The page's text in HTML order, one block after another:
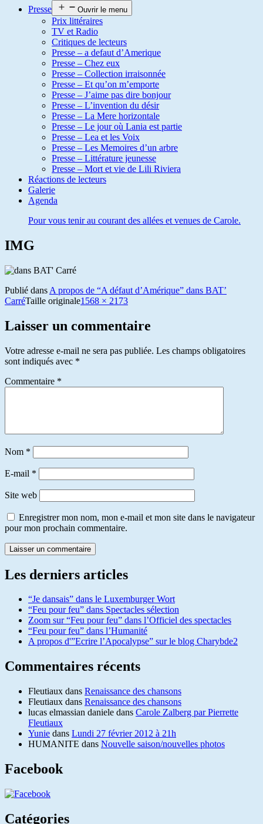
Presse
Ouvrir le menu
Prix littéraires
TV et Radio
Critiques de lecteurs
Presse – a defaut d’Amerique
Presse – Chez eux
Presse – Collection irraisonnée
Presse – Et qu’on m’emporte
Presse – J’aime pas dire bonjour
Presse – L’invention du désir
Presse – La Mere horizontale
Presse – Le jour où Lania est partie
Presse – Lea et les Voix
Presse – Les Memoires d’un arbre
Presse – Littérature jeunesse
Presse – Mort et vie de Lili Riviera
Réactions de lecteurs
Galerie
Agenda
Pour vous tenir au courant des allées et venues de Carole.
IMG
Publié dans A propos de “A défaut d’Amérique” dans BAT’
CarréTaille originale1568 × 2173
Laisser un commentaire
Votre adresse e-mail ne sera pas publiée. Les champs obligatoires
sont indiqués avec *
Commentaire *
Nom *
E-mail *
Site web
Enregistrer mon nom, mon e-mail et mon site dans le navigateur
pour mon prochain commentaire.
Les derniers articles
“Je dansais” dans le Luxemburger Wort
“Feu pour feu” dans Spectacles sélection
Zoom sur “Feu pour feu” dans l’Officiel des spectacles
“Feu pour feu” dans l’Humanité
A propos d'”Ecrire l’Apocalypse” sur le blog Charybde2
Commentaires récents
Fleutiaux dans Renaissance des chansons
Fleutiaux dans Renaissance des chansons
lucas elmassian daniele dans Carole Zalberg par Pierrette
Fleutiaux
Yunie dans Lundi 27 février 2012 à 21h
HUMANITE dans Nouvelle saison/nouvelles photos
Facebook
Catégories